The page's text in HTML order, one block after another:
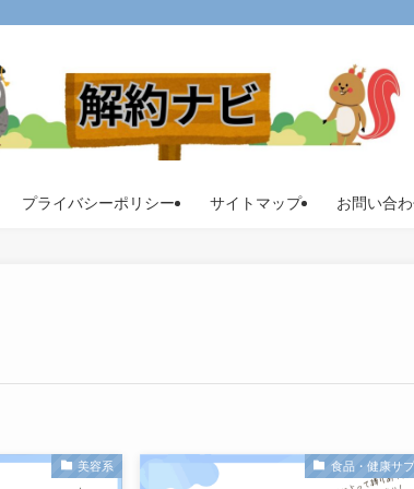
プライバシーポリシー サイトマップ お問い合
美容系 食品・健康サ